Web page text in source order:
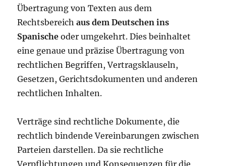
Übertragung von Texten aus dem
Rechtsbereichaus dem Deutschen ins
Spanische oder umgekehrt. Dies beinhaltet
eine genaue und präzise Übertragung von
rechtlichen Begriffen, Vertragsklauseln,
Gesetzen, Gerichtsdokumenten und anderen
rechtlichen Inhalten.
Verträge sind rechtliche Dokumente, die
rechtlich bindende Vereinbarungen zwischen
Parteien darstellen. Da sie rechtliche
Verpflichtungen und Konsequenzen für die